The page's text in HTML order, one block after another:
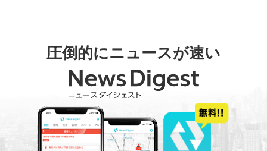
圧倒的にニュースが速い